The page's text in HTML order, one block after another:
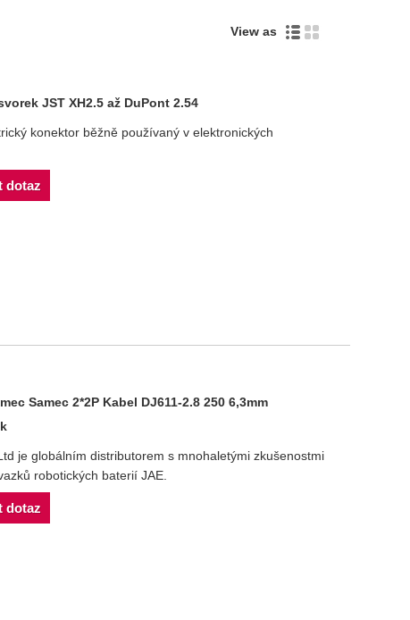
View as
JST XH2.5 až DuPont 2.54
konektor běžně používaný v elektronických
dotaz
Samec 2*2P Kabel DJ611-2.8 250 6,3mm
je globálním distributorem s mnohaletými zkušenostmi
robotických baterií JAE.
dotaz